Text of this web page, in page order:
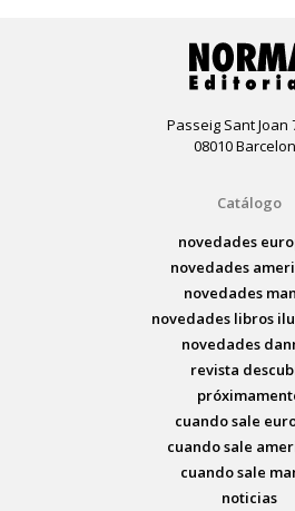
Passeig Sant Joan
08010
Catálogo
novedades
novedades
novedades
novedades libros
novedades
revista
cuando sale
cuando sale
cuando sale
noticias